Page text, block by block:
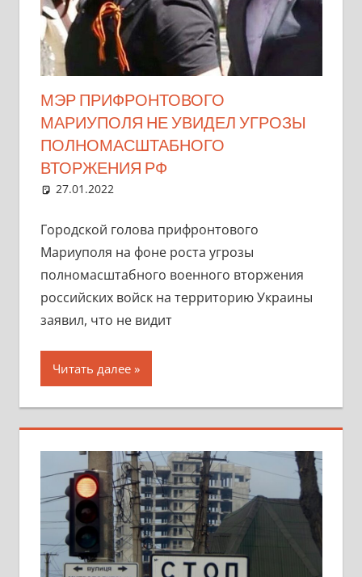
МЭР ПРИФРОНТОВОГО
МАРИУПОЛЯ НЕ УВИДЕЛ УГРОЗЫ
ПОЛНОМАСШТАБНОГО
ВТОРЖЕНИЯ РФ
27.01.2022
Городской голова прифронтового
Мариуполя на фоне роста угрозы
полномасштабного военного вторжения
российских войск на территорию Украины
заявил, что не видит
Читать далее